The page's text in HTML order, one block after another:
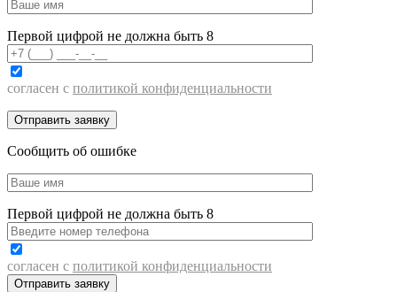
Первой цифрой не должна быть 8
согласен с политикой конфиденциальности
Сообщить об ошибке
Первой цифрой не должна быть 8
согласен с политикой конфиденциальности